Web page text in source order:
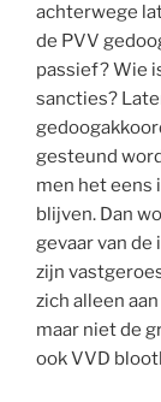
achterwege
de PVV
passief? Wie
sancties?
gesteund
men het eens
blijven. Dan
gevaar van
zijn
zich alleen
maar niet de
ook VVD